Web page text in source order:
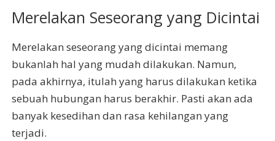
Merelakan Seseorang yang Dicintai
Merelakan seseorang yang dicintai memang
bukanlah hal yang mudah dilakukan. Namun,
pada akhirnya, itulah yang harus dilakukan ketika
sebuah hubungan harus berakhir. Pasti akan ada
banyak kesedihan dan rasa kehilangan yang
terjadi.